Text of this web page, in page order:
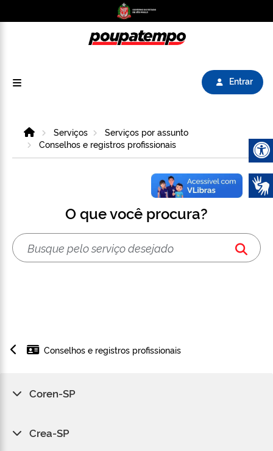
Entrar
HomeServiços
Serviços por assunto
Conselhos e registros profissionais
O que você procura?
Conselhos e registros profissionais
Coren-SP
Crea-SP